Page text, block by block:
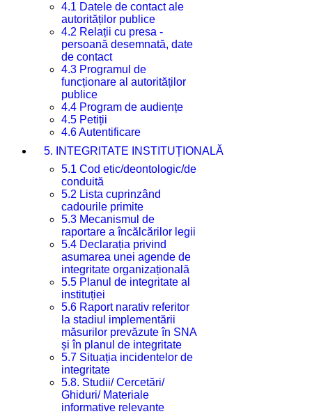
4.1 Datele de contact ale
autorităților publice
4.2 Relații cu presa -
persoană desemnată, date
de contact
4.3 Programul de
funcționare al autorităților
publice
4.4 Program de audiențe
4.5 Petiții
4.6 Autentificare
5. INTEGRITATE INSTITUȚIONALĂ
5.1 Cod etic/deontologic/de
conduită
5.2 Lista cuprinzând
cadourile primite
5.3 Mecanismul de
raportare a încălcărilor legii
5.4 Declarația privind
asumarea unei agende de
integritate organizațională
5.5 Planul de integritate al
instituției
5.6 Raport narativ referitor
la stadiul implementării
măsurilor prevăzute în SNA
și în planul de integritate
5.7 Situația incidentelor de
integritate
5.8. Studii/ Cercetări/
Ghiduri/ Materiale
informative relevante